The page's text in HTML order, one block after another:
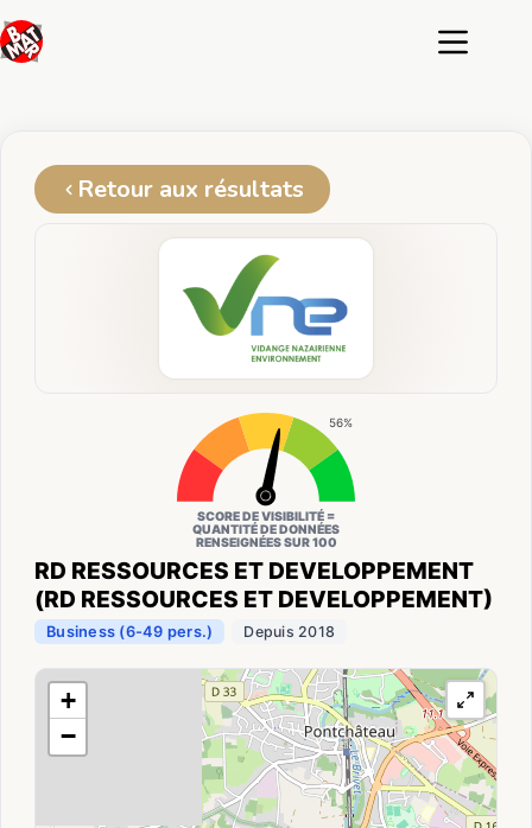
au
contenu
Retour aux résultats
RD RESSOURCES ET DEVELOPPEMENT
(RD RESSOURCES ET DEVELOPPEMENT)
Business (6-49 pers.) Depuis 2018
56%
SCORE DE VISIBILITÉ =
QUANTITÉ DE DONNÉES
RENSEIGNÉES SUR 100
+
−